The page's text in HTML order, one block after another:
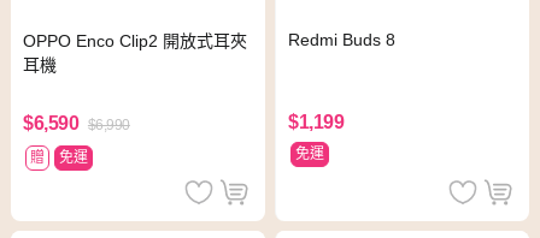
OPPO Enco Clip2 開放式耳夾
耳機
$6,590 $6,990
贈
免運
Redmi Buds 8
$1,199
免運